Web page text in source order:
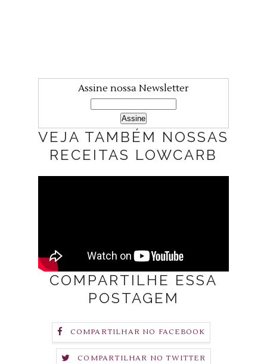
Assine nossa Newsletter
VEJA TAMBÉM NOSSAS
RECEITAS LOWCARB
COMPARTILHE ESSA
POSTAGEM
COMPARTILHAR NO FACEBOOK
COMPARTILHAR NO TWITTER